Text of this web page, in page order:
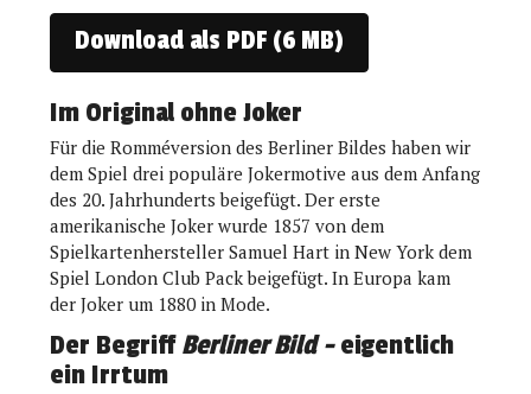
Download als PDF (6 MB)
Im Original ohne Joker
Für die Romméversion des Berliner Bildes haben wir
dem Spiel drei populäre Jokermotive aus dem Anfang
des 20. Jahrhunderts beigefügt. Der erste
amerikanische Joker wurde 1857 von dem
Spielkartenhersteller Samuel Hart in New York dem
Spiel London Club Pack beigefügt. In Europa kam
der Joker um 1880 in Mode.
Der BegriffBerliner Bild -eigentlich
ein Irrtum